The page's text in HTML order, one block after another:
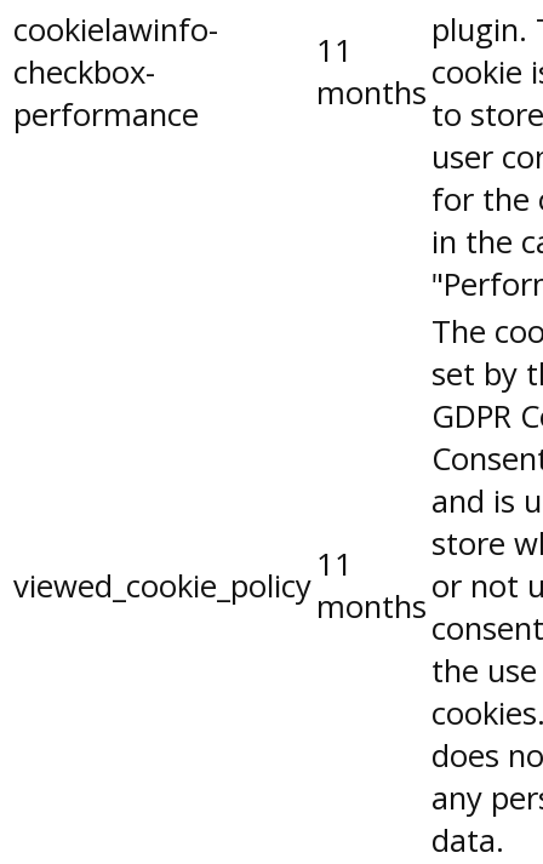
cookielawinfo-
checkbox-
performance
11
months
plugin.
cookie
to
user
for the
in the
viewed_cookie_policy
11
months
The
set by
GDPR
and is
store
or not
the
does
any
data.